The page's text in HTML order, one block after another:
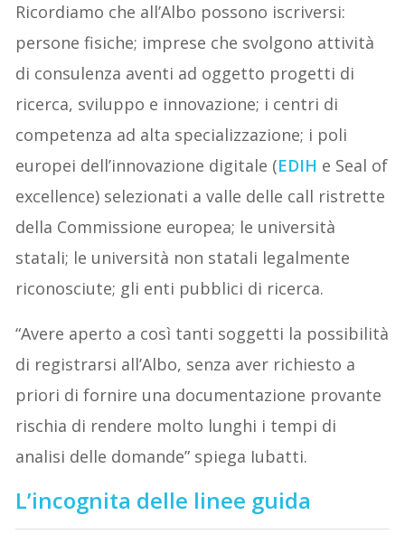
Ricordiamo che all’Albo possono iscriversi:
persone fisiche; imprese che svolgono attività
di consulenza aventi ad oggetto progetti di
ricerca, sviluppo e innovazione; i centri di
competenza ad alta specializzazione; i poli
europei dell’innovazione digitale (EDIH e Seal of
excellence) selezionati a valle delle call ristrette
della Commissione europea; le università
statali; le università non statali legalmente
riconosciute; gli enti pubblici di ricerca.
“Avere aperto a così tanti soggetti la possibilità
di registrarsi all’Albo, senza aver richiesto a
priori di fornire una documentazione provante
rischia di rendere molto lunghi i tempi di
analisi delle domande” spiega Iubatti.
L’incognita delle linee guida